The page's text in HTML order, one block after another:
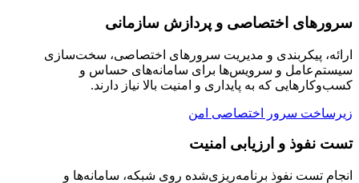
سرورهای اختصاصی و پردازش سازمانی
ارائه، پیکربندی و مدیریت سرورهای اختصاصی، سخت‌سازی
سیستم‌عامل و سرویس‌ها برای سامانه‌های حساس و
کسب‌وکارهایی که به پایداری و امنیت بالا نیاز دارند.
زیرساخت سرور اختصاصی امن
تست نفوذ و ارزیابی امنیت
انجام تست نفوذ برنامه‌ریزی‌شده روی شبکه، سامانه‌ها و